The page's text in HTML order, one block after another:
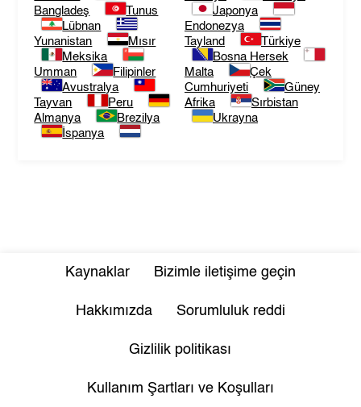
Bangladeş
Tunus
Lübnan
Yunanistan
Mısır
Meksika
Umman
Filipinler
Avustralya
Tayvan
Peru
Almanya
Brezilya
İspanya
Japonya
Endonezya
Tayland
Türkiye
Bosna Hersek
Malta
Çek
Cumhuriyeti
Güney
Afrika
Sırbistan
Ukrayna
Kaynaklar Bizimle iletişime geçin
Hakkımızda Sorumluluk reddi
Gizlilik politikası
Kullanım Şartları ve Koşulları